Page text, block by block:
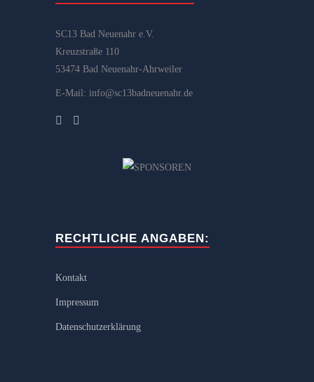
SC13 Bad Neuenahr e.V.
Kreuzstraße 110
53474 Bad Neuenahr-Ahrweiler
E-Mail: info@sc13badneuenahr.de
RECHTLICHE ANGABEN:
Kontakt
Impressum
Datenschutzerklärung